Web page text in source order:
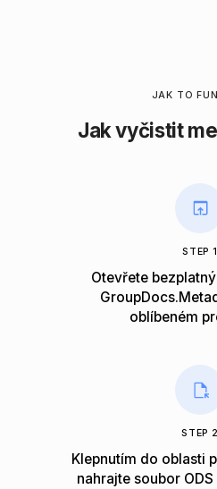
JAK TO
Jak vyčistit
STEP 1
Otevřete
oblíbeném
STEP 2
Klepnutím do oblasti
nahrajte soubor